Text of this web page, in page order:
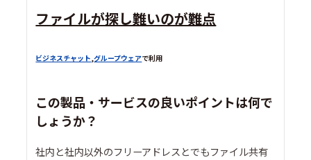
ファイルが探し難いのが難点
ビジネスチャット ,グループウェアで利用
この製品・サービスの良いポイントは何で
しょうか？
社内と社内以外のフリーアドレスとでもファイル共有